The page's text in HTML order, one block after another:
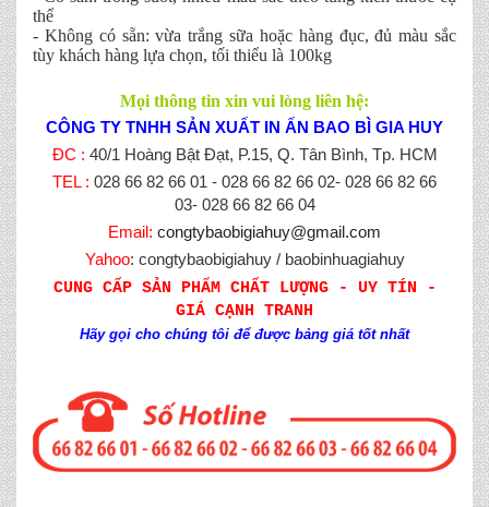
thể
- Không có sẵn: vừa trắng sữa hoặc hàng đục, đủ màu sắc
tùy khách hàng lựa chọn, tối thiểu là 100kg
Mọi thông tin xin vui lòng liên hệ:
CÔNG TY TNHH SẢN XUẤT IN ẤN BAO BÌ GIA HUY
ĐC : 40/1 Hoàng Bật Đạt, P.15, Q. Tân Bình, Tp. HCM
TEL : 028 66 82 66 01 - 028 66 82 66 02- 028 66 82 66
03- 028 66 82 66 04
Email: congtybaobigiahuy@gmail.com
Yahoo: congtybaobigiahuy / baobinhuagiahuy
CUNG CẤP SẢN PHẨM CHẤT LƯỢNG - UY TÍN -
GIÁ CẠNH TRANH
Hãy gọi cho chúng tôi để được bảng giá tốt nhất